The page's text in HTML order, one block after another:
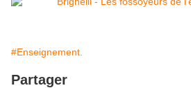
#Enseignement.
Partager